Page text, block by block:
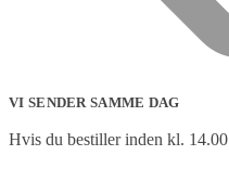
VI SENDER SAMME DAG
Hvis du bestiller inden kl. 14.00